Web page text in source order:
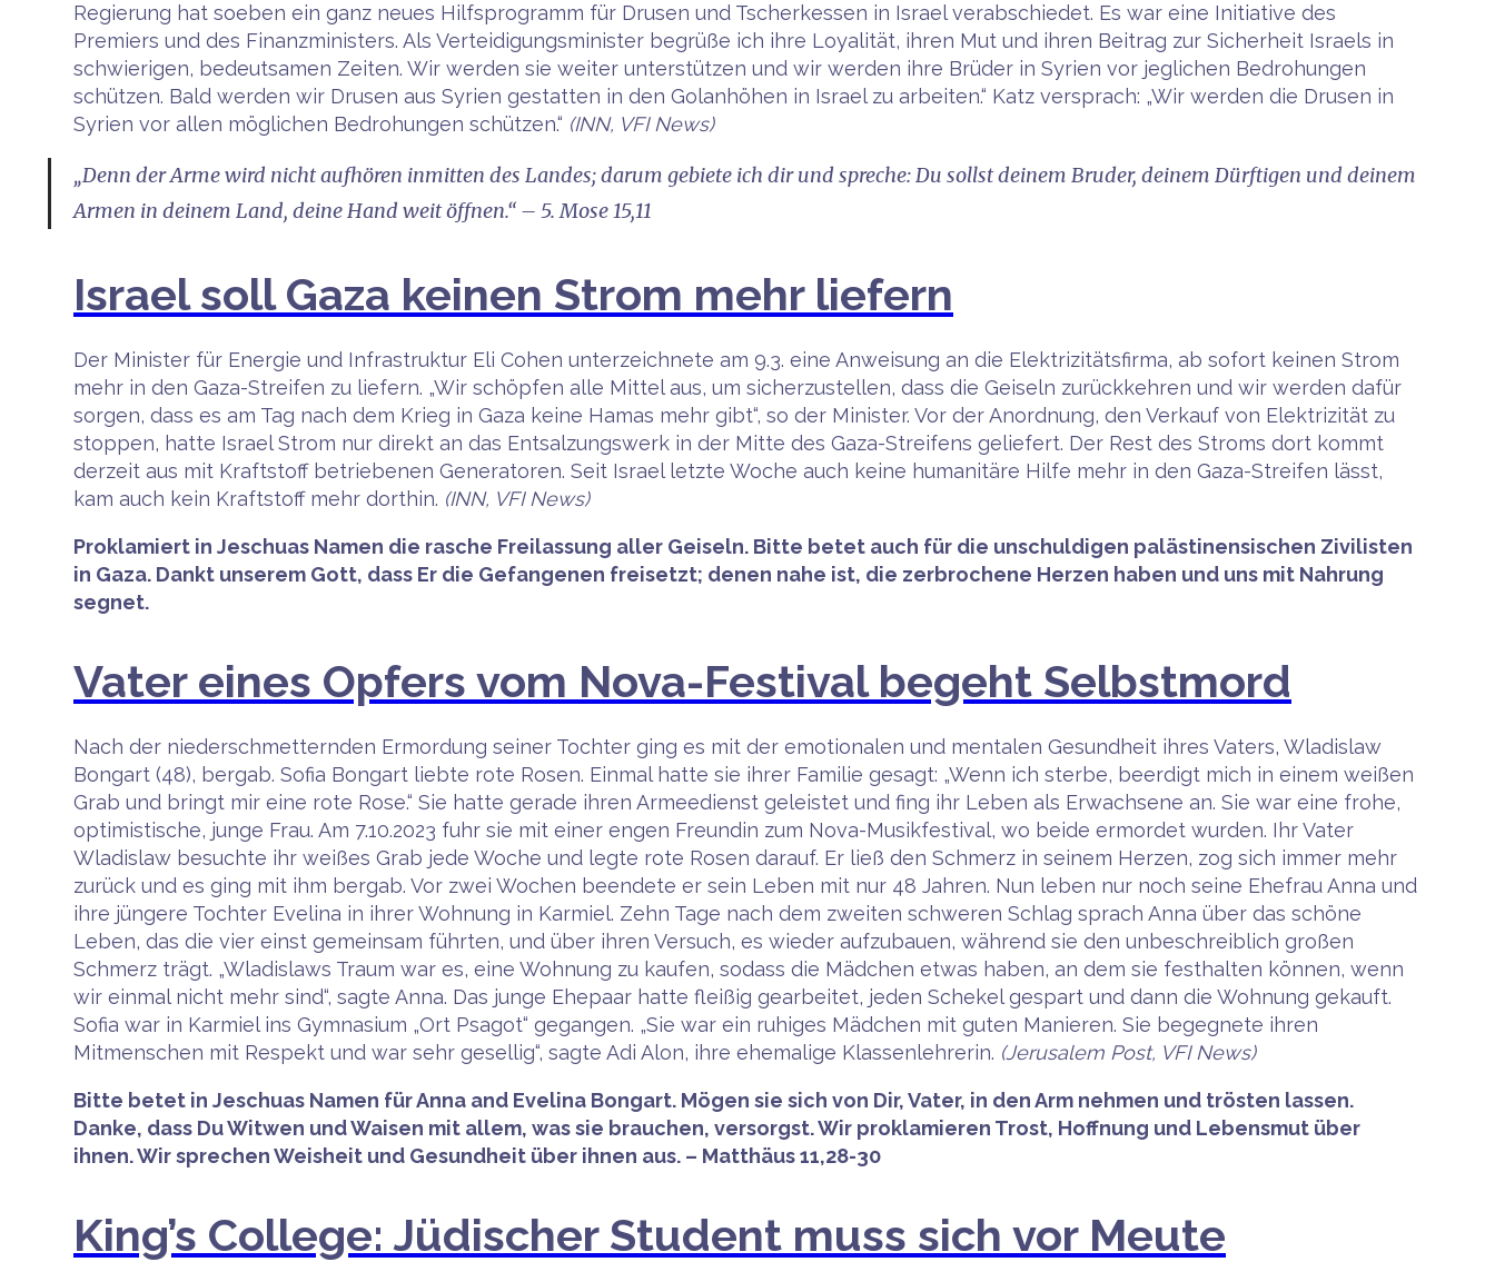
Regierung hat soeben ein ganz neues Hilfsprogramm für Drusen und Tscherkessen in Israel verabschiedet. Es war eine Initiative des
Premiers und des Finanzministers. Als Verteidigungsminister begrüße ich ihre Loyalität, ihren Mut und ihren Beitrag zur Sicherheit Israels in
schwierigen, bedeutsamen Zeiten. Wir werden sie weiter unterstützen und wir werden ihre Brüder in Syrien vor jeglichen Bedrohungen
schützen. Bald werden wir Drusen aus Syrien gestatten in den Golanhöhen in Israel zu arbeiten.“ Katz versprach: „Wir werden die Drusen in
Syrien vor allen möglichen Bedrohungen schützen.“ (INN, VFI News)
„Denn der Arme wird nicht aufhören inmitten des Landes; darum gebiete ich dir und spreche: Du sollst deinem Bruder, deinem Dürftigen und deinem
Armen in deinem Land, deine Hand weit öffnen.“ – 5. Mose 15,11
Israel soll Gaza keinen Strom mehr liefern
Der Minister für Energie und Infrastruktur Eli Cohen unterzeichnete am 9.3. eine Anweisung an die Elektrizitätsfirma, ab sofort keinen Strom
mehr in den Gaza-Streifen zu liefern. „Wir schöpfen alle Mittel aus, um sicherzustellen, dass die Geiseln zurückkehren und wir werden dafür
sorgen, dass es am Tag nach dem Krieg in Gaza keine Hamas mehr gibt“, so der Minister. Vor der Anordnung, den Verkauf von Elektrizität zu
stoppen, hatte Israel Strom nur direkt an das Entsalzungswerk in der Mitte des Gaza-Streifens geliefert. Der Rest des Stroms dort kommt
derzeit aus mit Kraftstoff betriebenen Generatoren. Seit Israel letzte Woche auch keine humanitäre Hilfe mehr in den Gaza-Streifen lässt,
kam auch kein Kraftstoff mehr dorthin. (INN, VFI News)
Proklamiert in Jeschuas Namen die rasche Freilassung aller Geiseln. Bitte betet auch für die unschuldigen palästinensischen Zivilisten
in Gaza. Dankt unserem Gott, dass Er die Gefangenen freisetzt; denen nahe ist, die zerbrochene Herzen haben und uns mit Nahrung
segnet.
Vater eines Opfers vom Nova-Festival begeht Selbstmord
Nach der niederschmetternden Ermordung seiner Tochter ging es mit der emotionalen und mentalen Gesundheit ihres Vaters, Wladislaw
Bongart (48), bergab. Sofia Bongart liebte rote Rosen. Einmal hatte sie ihrer Familie gesagt: „Wenn ich sterbe, beerdigt mich in einem weißen
Grab und bringt mir eine rote Rose.“ Sie hatte gerade ihren Armeedienst geleistet und fing ihr Leben als Erwachsene an. Sie war eine frohe,
optimistische, junge Frau. Am 7.10.2023 fuhr sie mit einer engen Freundin zum Nova-Musikfestival, wo beide ermordet wurden. Ihr Vater
Wladislaw besuchte ihr weißes Grab jede Woche und legte rote Rosen darauf. Er ließ den Schmerz in seinem Herzen, zog sich immer mehr
zurück und es ging mit ihm bergab. Vor zwei Wochen beendete er sein Leben mit nur 48 Jahren. Nun leben nur noch seine Ehefrau Anna und
ihre jüngere Tochter Evelina in ihrer Wohnung in Karmiel. Zehn Tage nach dem zweiten schweren Schlag sprach Anna über das schöne
Leben, das die vier einst gemeinsam führten, und über ihren Versuch, es wieder aufzubauen, während sie den unbeschreiblich großen
Schmerz trägt. „Wladislaws Traum war es, eine Wohnung zu kaufen, sodass die Mädchen etwas haben, an dem sie festhalten können, wenn
wir einmal nicht mehr sind“, sagte Anna. Das junge Ehepaar hatte fleißig gearbeitet, jeden Schekel gespart und dann die Wohnung gekauft.
Sofia war in Karmiel ins Gymnasium „Ort Psagot“ gegangen. „Sie war ein ruhiges Mädchen mit guten Manieren. Sie begegnete ihren
Mitmenschen mit Respekt und war sehr gesellig“, sagte Adi Alon, ihre ehemalige Klassenlehrerin. (Jerusalem Post, VFI News)
Bitte betet in Jeschuas Namen für Anna and Evelina Bongart. Mögen sie sich von Dir, Vater, in den Arm nehmen und trösten lassen.
Danke, dass Du Witwen und Waisen mit allem, was sie brauchen, versorgst. Wir proklamieren Trost, Hoffnung und Lebensmut über
ihnen. Wir sprechen Weisheit und Gesundheit über ihnen aus. – Matthäus 11,28-30
King’s College: Jüdischer Student muss sich vor Meute